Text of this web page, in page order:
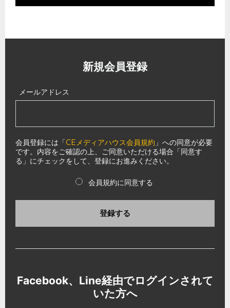
新規会員登録
メールアドレス
会員登録には「CEメディアハウス会員規約 」への同意が必要
です。内容をご確認の上、ご同意いただける場合「同意す
る」にチェックをして、登録にお進みください。
会員規約に同意する
登録する
Facebook、Line経由でログインされて
いた方へ